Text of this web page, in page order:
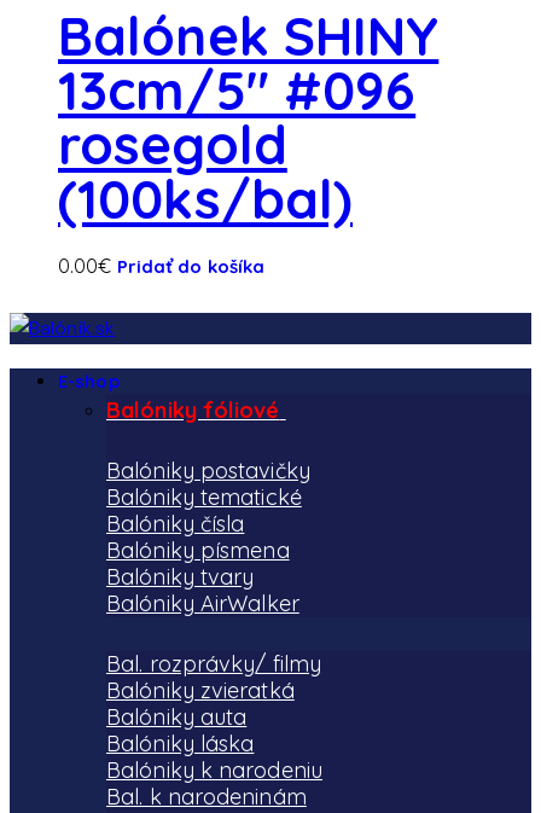
Balónek SHINY
13cm/5″ #096
rosegold
(100ks/bal)
0.00€ Pridať do košíka
E-shop
Balóniky fóliové
Balóniky postavičky
Balóniky tematické
Balóniky čísla
Balóniky písmena
Balóniky tvary
Balóniky AirWalker
Bal. rozprávky/ filmy
Balóniky zvieratká
Balóniky auta
Balóniky láska
Balóniky k narodeniu
Bal. k narodeninám